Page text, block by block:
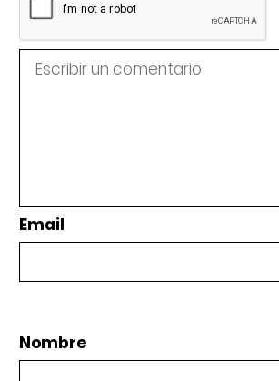
Email
Nombre